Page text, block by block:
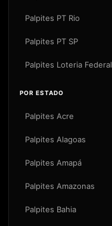
Palpites PT Rio
Palpites PT SP
Palpites Loteria Federal
POR ESTADO
Palpites Acre
Palpites Alagoas
Palpites Amapá
Palpites Amazonas
Palpites Bahia